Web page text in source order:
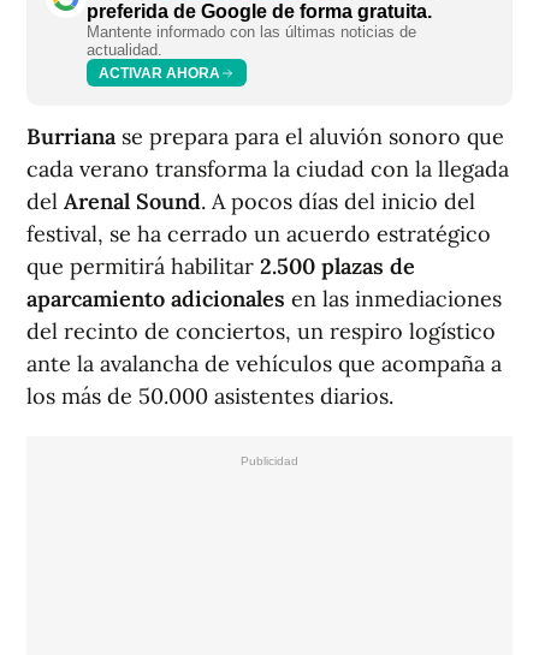
preferida de Google de forma gratuita.
Mantente informado con las últimas noticias de
actualidad.
ACTIVAR AHORA
Burriana se prepara para el aluvión sonoro que
cada verano transforma la ciudad con la llegada
del Arenal Sound. A pocos días del inicio del
festival, se ha cerrado un acuerdo estratégico
que permitirá habilitar 2.500 plazas de
aparcamiento adicionales en las inmediaciones
del recinto de conciertos, un respiro logístico
ante la avalancha de vehículos que acompaña a
los más de 50.000 asistentes diarios.